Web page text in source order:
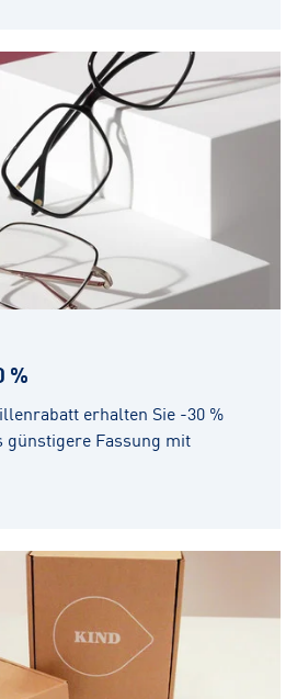
%
erhalten Sie -30 %
günstigere Fassung mit